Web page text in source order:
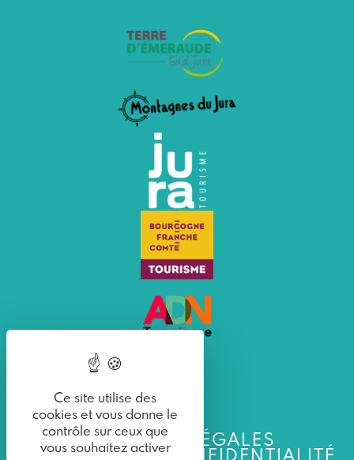
MENTIONS LÉGALES
POLITIQUE DE CONFIDENTIALITÉ
Ce site utilise des
cookies et vous donne le
contrôle sur ceux que
vous souhaitez activer